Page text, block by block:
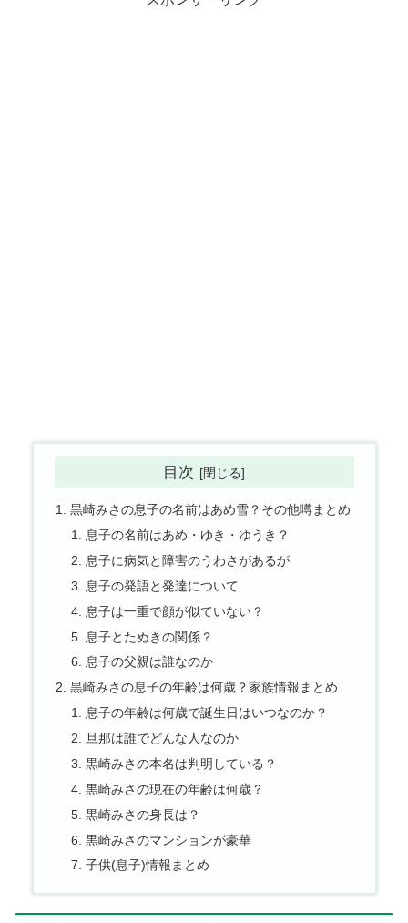
目次
黒崎みさの息子の名前はあめ雪？その他噂まとめ
息子の名前はあめ・ゆき・ゆうき？
息子に病気と障害のうわさがあるが
息子の発語と発達について
息子は一重で顔が似ていない？
息子とたぬきの関係？
息子の父親は誰なのか
黒崎みさの息子の年齢は何歳？家族情報まとめ
息子の年齢は何歳で誕生日はいつなのか？
旦那は誰でどんな人なのか
黒崎みさの本名は判明している？
黒崎みさの現在の年齢は何歳？
黒崎みさの身長は？
黒崎みさのマンションが豪華
子供(息子)情報まとめ